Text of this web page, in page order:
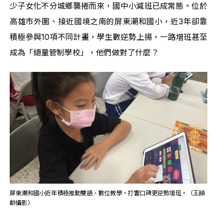
少子女化不分城鄉襲捲而來，國中小減班已成常態。位於
高雄市外圍、接近國境之南的屏東潮和國小，近3年卻靠
積極參與10項不同計畫，學生數逆勢上揚，一路增班甚至
成為「總量管制學校」，他們做對了什麼？
屏東潮和國小近年積極推動雙語、數位教學，打響口碑更逆勢增班。（王韻
齡攝影）